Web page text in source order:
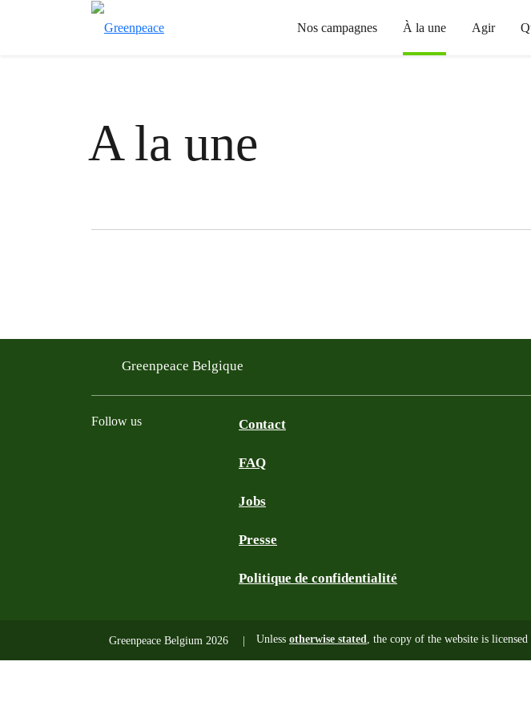
Nos campagnes À la une Agir
A la une
Filtered results
Greenpeace Belgique
Follow us Contact
FAQ
Jobs
Presse
Politique de confidentialité
Greenpeace Belgium 2026 Unless otherwise stated, the copy of the website is licensed